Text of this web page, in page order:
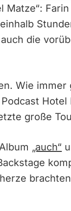
Matze“:
die
Wie
große
„auch“